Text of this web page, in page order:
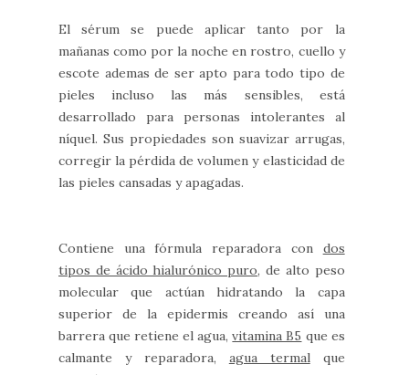
El sérum se puede aplicar tanto por la
mañanas como por la noche en rostro, cuello y
escote ademas de ser apto para todo tipo de
pieles incluso las más sensibles, está
desarrollado para personas intolerantes al
níquel. Sus propiedades son suavizar arrugas,
corregir la pérdida de volumen y elasticidad de
las pieles cansadas y apagadas.
Contiene una fórmula reparadora con dos
tipos de ácido hialurónico puro, de alto peso
molecular que actúan hidratando la capa
superior de la epidermis creando así una
barrera que retiene el agua,vitamina B5 que es
calmante y reparadora, agua termalque